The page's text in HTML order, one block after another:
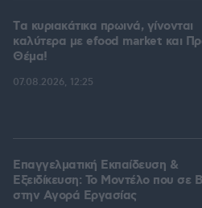
Tα κυριακάτικα πρωινά, γίνονται
καλύτερα με efood market και
Θέμα!
07.08.2026, 12:25
Επαγγελματική Εκπαίδευση &
Εξειδίκευση: Το Mοντέλο που σε
στην Aγορά Eργασίας